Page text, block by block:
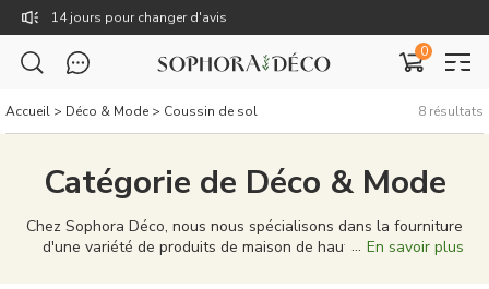
14 jours pour changer d'avis
Livraison gratuite dès 59€
0
Accueil > Déco & Mode > Coussin de sol 8 résultats
Catégorie de Déco & Mode
Chez Sophora Déco, nous nous spécialisons dans la fourniture
d'une variété de produits de maison de haute qualité pour
En savoir plus